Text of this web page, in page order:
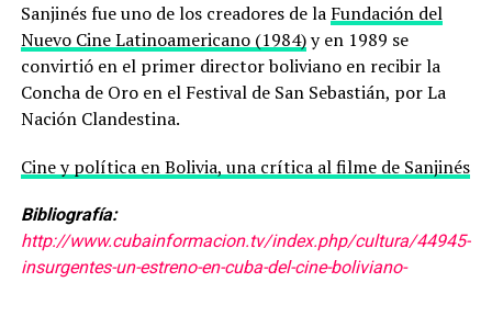
Sanjinés fue uno de los creadores de la Fundación del
Nuevo Cine Latinoamericano (1984)y en 1989 se
convirtió en el primer director boliviano en recibir la
Concha de Oro en el Festival de San Sebastián, por La
Nación Clandestina.
Cine y política en Bolivia, una crítica al filme de Sanjinés
Bibliografía:
http://www.cubainformacion.tv/index.php/cultura/44945-
insurgentes-un-estreno-en-cuba-del-cine-boliviano-